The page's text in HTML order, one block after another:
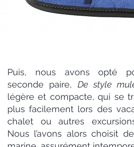
Puis, nous avons opté
seconde paire, De style
légère et compacte, qui se
plus facilement lors des
chalet ou autres excursions
Nous l’avons alors choisit